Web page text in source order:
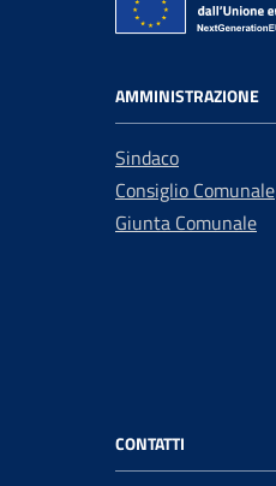
AMMINISTRAZIONE
Sindaco
Consiglio Comunale
Giunta Comunale
CONTATTI